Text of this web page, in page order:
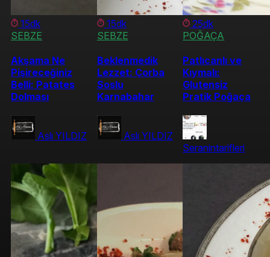
15dk
SEBZE
Akşama Ne
Pişireceğiniz
Belli: Patates
Dolması
Aslı YILDIZ
15dk
SEBZE
Beklenmedik
Lezzet: Çorba
Soslu
Karnabahar
Aslı YILDIZ
25dk
POĞAÇA
Patlıcanlı ve
Kıymalı:
Glutensiz
Pratik Poğaça
Seranintarifleri